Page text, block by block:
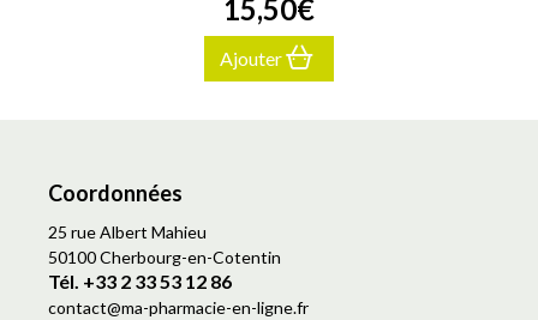
15,50€
Ajouter
Coordonnées
25 rue Albert Mahieu
50100 Cherbourg-en-Cotentin
Tél. +33 2 33 53 12 86
contact@ma-pharmacie-en-ligne.fr